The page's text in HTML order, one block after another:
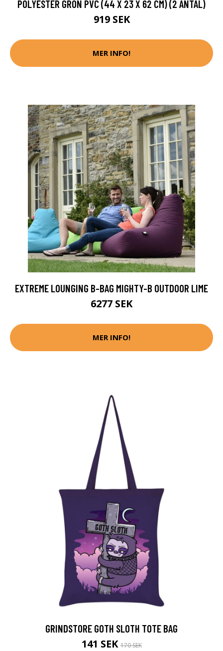
POLYESTER GRÖN PVC (44 X 23 X 62 CM) (2 ANTAL)
919 SEK
MER INFO!
EXTREME LOUNGING B-BAG MIGHTY-B OUTDOOR LIME
6277 SEK
MER INFO!
GRINDSTORE GOTH SLOTH TOTE BAG
141 SEK170 SEK